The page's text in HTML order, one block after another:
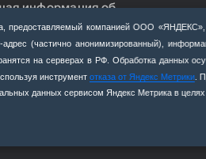
предоставляемый компанией ООО «ЯНДЕКС»,
(частично анонимизированный),
на серверах в РФ. Обработка данных
инструментотказа от Яндекс Метрики .
данных сервисом Яндекс Метрика в
информация об
специалистов
аккредитация
к прохождению